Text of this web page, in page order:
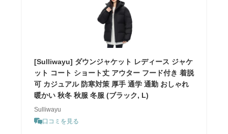
[Sulliwayu] ダウンジャケット レディース ジャケ
ット コート ショート丈 アウター フード付き 着脱
可 カジュアル 防寒対策 厚手 通学 通勤 おしゃれ
暖かい 秋冬 秋服 冬服 (ブラック, L)
Sulliwayu
口コミを見る